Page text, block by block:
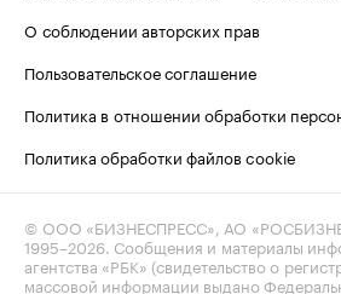
О соблюдении авторских прав
Пользовательское соглашение
Политика в отношении обработки
Политика обработки файлов cookie
© ООО «БИЗНЕСПРЕСС», АО
1995–2026. Сообщения и материалы
агентства «РБК» (свидетельство о
массовой информации выдано